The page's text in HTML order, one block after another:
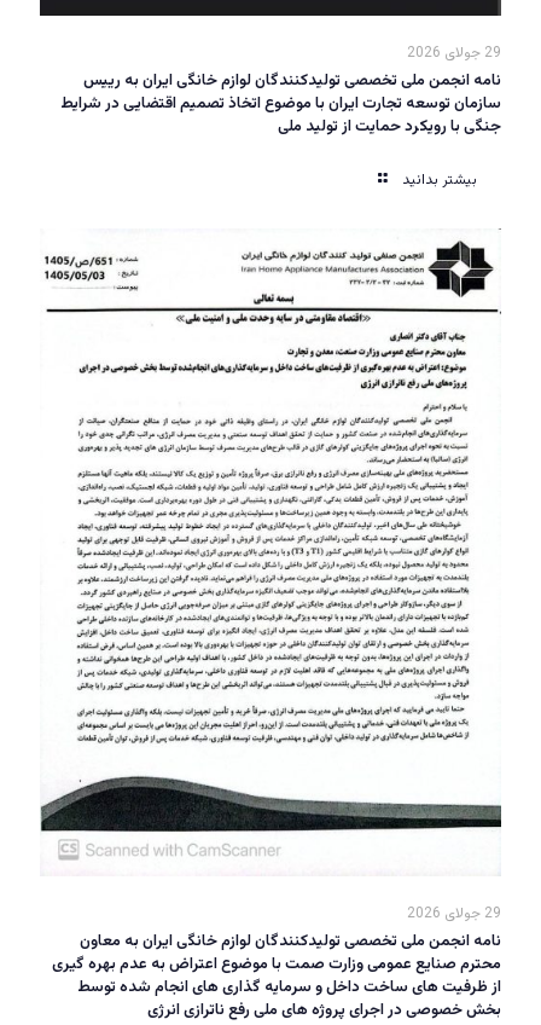
29 جولای 2026
نامه انجمن ملی تخصصی تولیدکنندگان لوازم خانگی ایران به رییس
سازمان توسعه تجارت ایران با موضوع اتخاذ تصمیم اقتضایی در شرایط
جنگی با رویکرد حمایت از تولید ملی
بیشتر بدانید
29 جولای 2026
نامه انجمن ملی تخصصی تولیدکنندگان لوازم خانگی ایران به معاون
محترم صنایع عمومی وزارت صمت با موضوع اعتراض به عدم بهره گیری
از ظرفیت های ساخت داخل و سرمایه گذاری های انجام شده توسط
بخش خصوصی در اجرای پروژه های ملی رفع ناترازی انرژی